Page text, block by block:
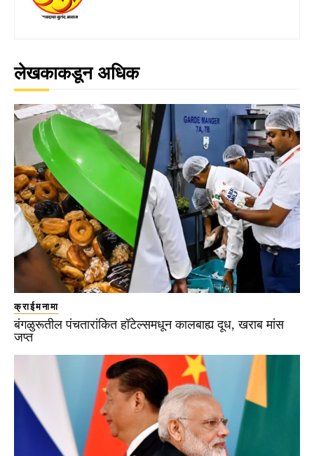
लेखकाकडून अधिक
क्राईमनामा
बंगळुरूतील पंचतारांकित हॉटेल्समधून कालबाह्य दूध, खराब मांस
जप्त